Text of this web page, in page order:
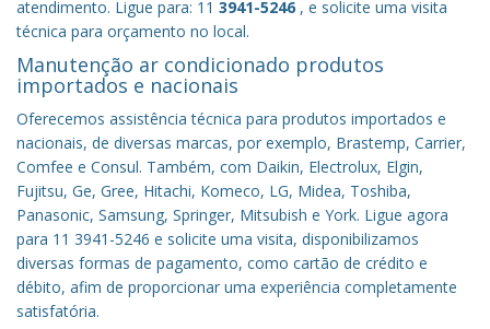
atendimento. Ligue para: 11 3941-5246 , e solicite uma visita
técnica para orçamento no local.
Manutenção ar condicionado produtos
importados e nacionais
Oferecemos assistência técnica para produtos importados e
nacionais, de diversas marcas, por exemplo, Brastemp, Carrier,
Comfee e Consul. Também, com Daikin, Electrolux, Elgin,
Fujitsu, Ge, Gree, Hitachi, Komeco, LG, Midea, Toshiba,
Panasonic, Samsung, Springer, Mitsubish e York. Ligue agora
para 11 3941-5246 e solicite uma visita, disponibilizamos
diversas formas de pagamento, como cartão de crédito e
débito, afim de proporcionar uma experiência completamente
satisfatória.